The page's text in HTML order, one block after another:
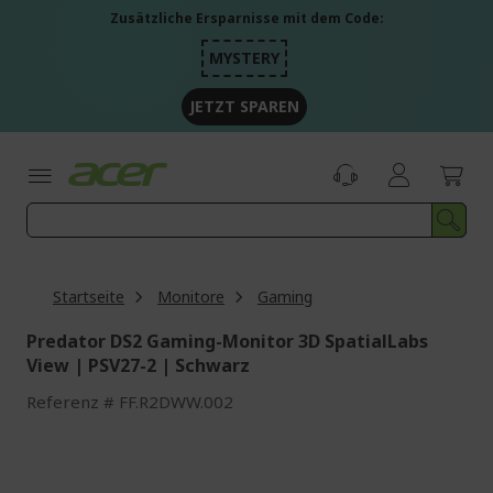
Zusätzliche Ersparnisse mit dem Code:
MYSTERY
JETZT SPAREN
Startseite Monitore Gaming
Predator DS2 Gaming-Monitor 3D SpatialLabs
View | PSV27-2 | Schwarz
Referenz FF.R2DWW.002